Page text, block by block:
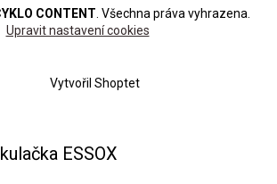
Vytvořil Shoptet
CONTENT . Všechna práva vyhrazena.
Upravit nastavení cookies
ESSOX